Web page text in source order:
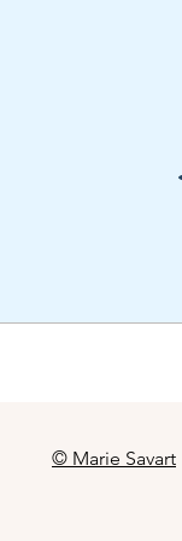
© Marie Savart